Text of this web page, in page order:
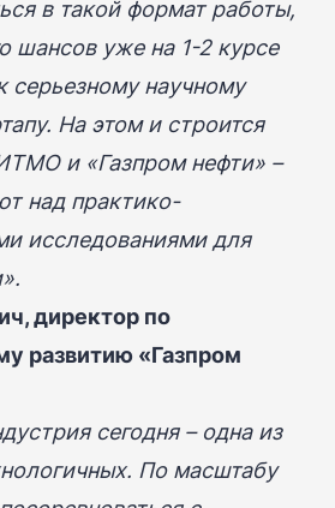
в такой формат работы,
шансов уже на 1-2 курсе
серьезному научному
На этом и строится
и «Газпром нефти» –
над практико-
исследованиями для
директор по
развитию «Газпром
сегодня – одна из
По масштабу